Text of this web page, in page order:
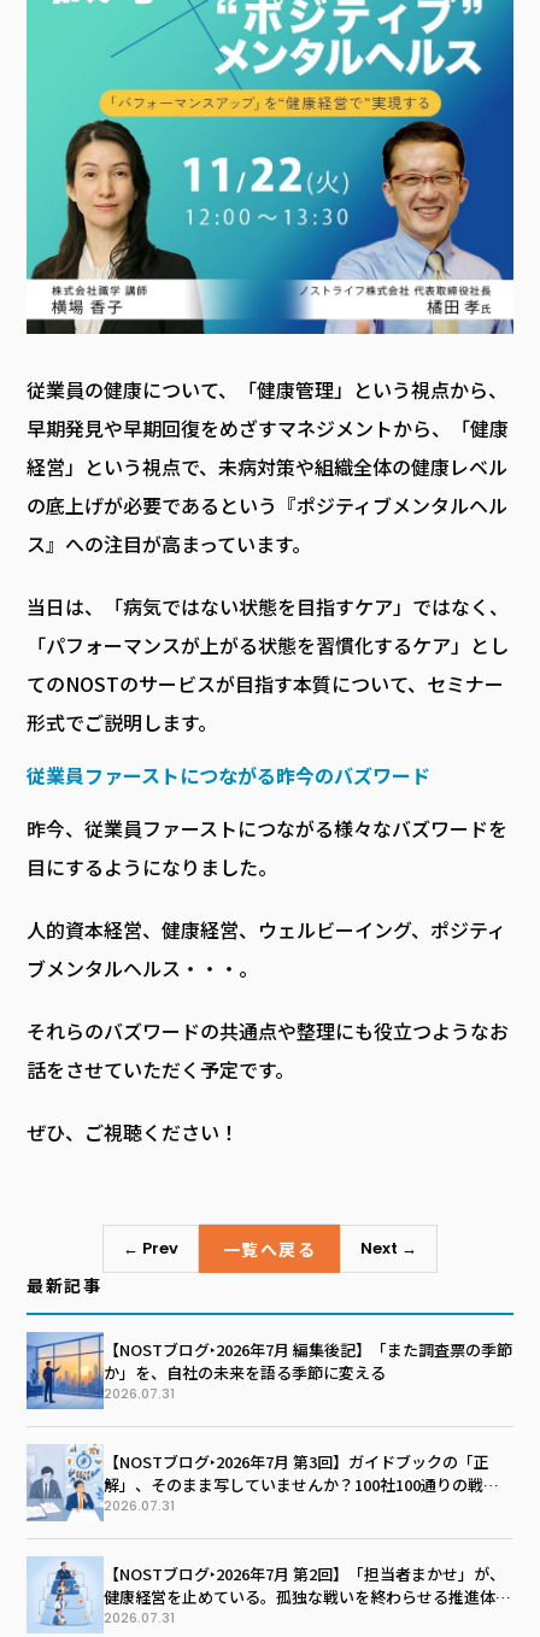
従業員の健康について、「健康管理」という視点から、
早期発見や早期回復をめざすマネジメントから、「健康
経営」という視点で、未病対策や組織全体の健康レベル
の底上げが必要であるという『ポジティブメンタルヘル
ス』への注目が高まっています。
当日は、「病気ではない状態を目指すケア」ではなく、
「パフォーマンスが上がる状態を習慣化するケア」とし
てのNOSTのサービスが目指す本質について、セミナー
形式でご説明します。
従業員ファーストにつながる昨今のバズワード
昨今、従業員ファーストにつながる様々なバズワードを
目にするようになりました。
人的資本経営、健康経営、ウェルビーイング、ポジティ
ブメンタルヘルス・・・。
それらのバズワードの共通点や整理にも役立つようなお
話をさせていただく予定です。
ぜひ、ご視聴ください！
← Prev 一覧へ戻る Next →
最新記事
【NOSTブログ‣2026年7月 編集後記】「また調査票の季節
か」を、自社の未来を語る季節に変える
2026.07.31
【NOSTブログ‣2026年7月 第3回】ガイドブックの「正
解」、そのまま写していませんか？100社100通りの戦略
マップを描く技術
2026.07.31
【NOSTブログ‣2026年7月 第2回】「担当者まかせ」が、
健康経営を止めている。孤独な戦いを終わらせる推進体制
のつくり方
2026.07.31